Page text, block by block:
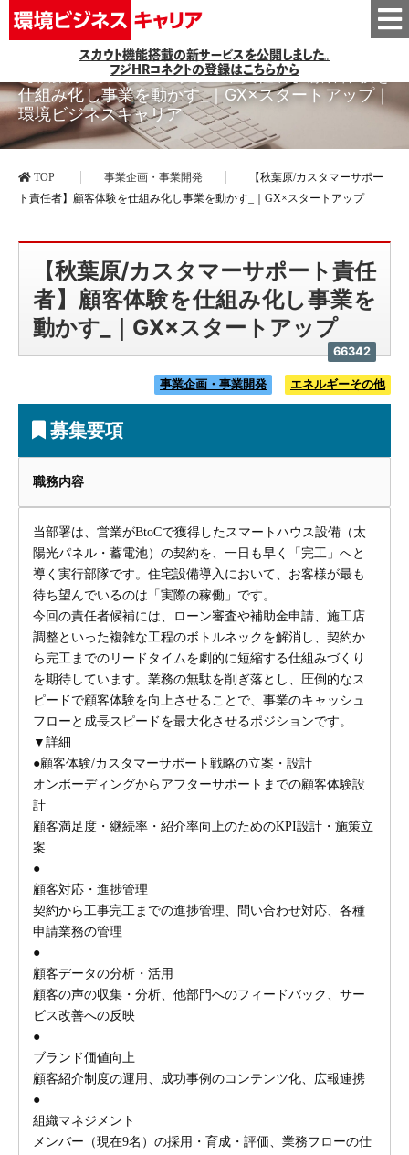
スカウト機能搭載の新サービスを公開しました。
フジHRコネクトの登録はこちらから
【秋葉原/カスタマーサポート責任者】顧客体験を
仕組み化し事業を動かす_｜GX×スタートアップ｜
環境ビジネスキャリア
TOP 事業企画・事業開発
【秋葉原/カスタマーサポー
ト責任者】顧客体験を仕組み化し事業を動かす_｜GX×スタートアップ
【秋葉原/カスタマーサポート責任
者】顧客体験を仕組み化し事業を
動かす_｜GX×スタートアップ
66342
事業企画・事業開発 エネルギーその他
募集要項
職務内容
当部署は、営業がBtoCで獲得したスマートハウス設備（太
陽光パネル・蓄電池）の契約を、一日も早く「完工」へと
導く実行部隊です。住宅設備導入において、お客様が最も
待ち望んでいるのは「実際の稼働」です。
今回の責任者候補には、ローン審査や補助金申請、施工店
調整といった複雑な工程のボトルネックを解消し、契約か
ら完工までのリードタイムを劇的に短縮する仕組みづくり
を期待しています。業務の無駄を削ぎ落とし、圧倒的なス
ピードで顧客体験を向上させることで、事業のキャッシュ
フローと成長スピードを最大化させるポジションです。
▼詳細
●顧客体験/カスタマーサポート戦略の立案・設計
オンボーディングからアフターサポートまでの顧客体験設
計
顧客満足度・継続率・紹介率向上のためのKPI設計・施策立
案
●
顧客対応・進捗管理
契約から工事完工までの進捗管理、問い合わせ対応、各種
申請業務の管理
●
顧客データの分析・活用
顧客の声の収集・分析、他部門へのフィードバック、サー
ビス改善への反映
●
ブランド価値向上
顧客紹介制度の運用、成功事例のコンテンツ化、広報連携
●
組織マネジメント
メンバー（現在9名）の採用・育成・評価、業務フローの仕